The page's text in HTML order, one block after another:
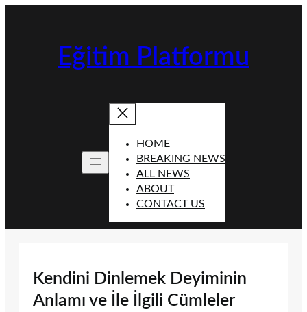
Eğitim Platformu
HOME
BREAKING NEWS
ALL NEWS
ABOUT
CONTACT US
Kendini Dinlemek Deyiminin
Anlamı ve İle İlgili Cümleler